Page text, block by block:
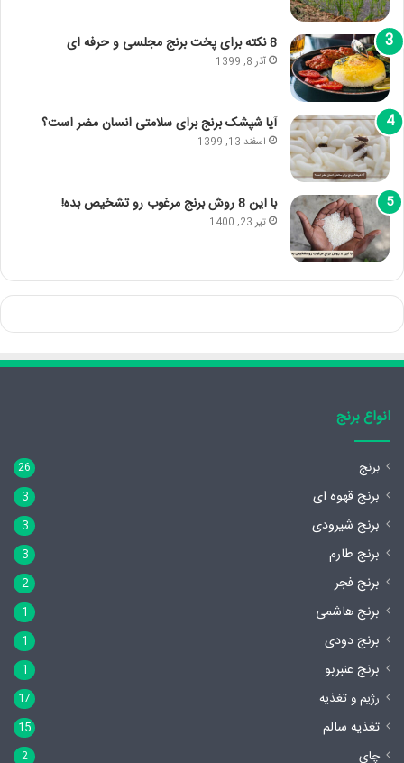
8 نکته برای پخت برنج مجلسی و حرفه ای
آذر 8, 1399
آیا شپشک برنج برای سلامتی انسان مضر است؟
اسفند 13, 1399
با این 8 روش برنج مرغوب رو تشخیص بده!
تیر 23, 1400
انواع برنج
برنج 26
برنج قهوه ای 3
برنج شیرودی 3
برنج طارم 3
برنج فجر 2
برنج هاشمی 1
برنج دودی 1
برنج عنبربو 1
رژیم و تغذیه 17
تغذیه سالم 15
چای 2